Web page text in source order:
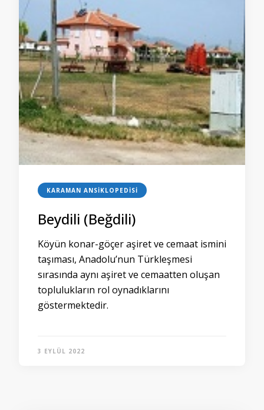
KARAMAN ANSIKLOPEDISI
Beydili (Beğdili)
Köyün konar-göçer aşiret ve cemaat ismini
taşıması, Anadolu’nun Türkleşmesi
sırasında aynı aşiret ve cemaatten oluşan
toplulukların rol oynadıklarını
göstermektedir.
3 EYLÜL 2022